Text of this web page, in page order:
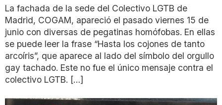
La fachada de la sede del Colectivo LGTB de
Madrid, COGAM, apareció el pasado viernes 15 de
junio con diversas de pegatinas homófobas. En ellas
se puede leer la frase “Hasta los cojones de tanto
arcoíris”, que aparece al lado del símbolo del orgullo
gay tachado. Este no fue el único mensaje contra el
colectivo LGTB. […]